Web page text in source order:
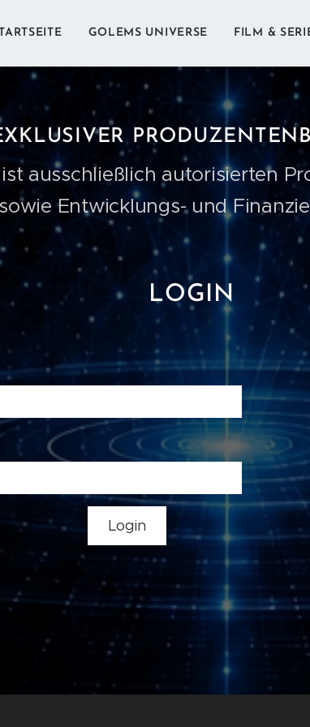
GOLEMS UNIVERSE FILM &
ausschließlich autorisierten
Entwicklungs- und
LOGIN
Login